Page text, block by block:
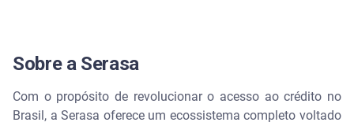
Sobre a Serasa
Com o propósito de revolucionar o acesso ao crédito no
Brasil, a Serasa oferece um ecossistema completo voltado